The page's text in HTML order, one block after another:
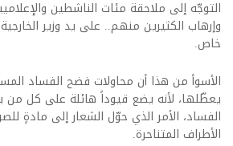
التوجّه إلى ملاحقة مئات الناشطين
وإرهاب الكثيرين منهم.. على يد وزير
خاص.
الأسوأ من هذا أن محاولات فضح الفساد
يعطّلها، لأنه يضع قيوداً هائلة على كل من
الفساد، الأمر الذي حوّل الشعار إلى مادةٍ
الأطراف المتناحرة.